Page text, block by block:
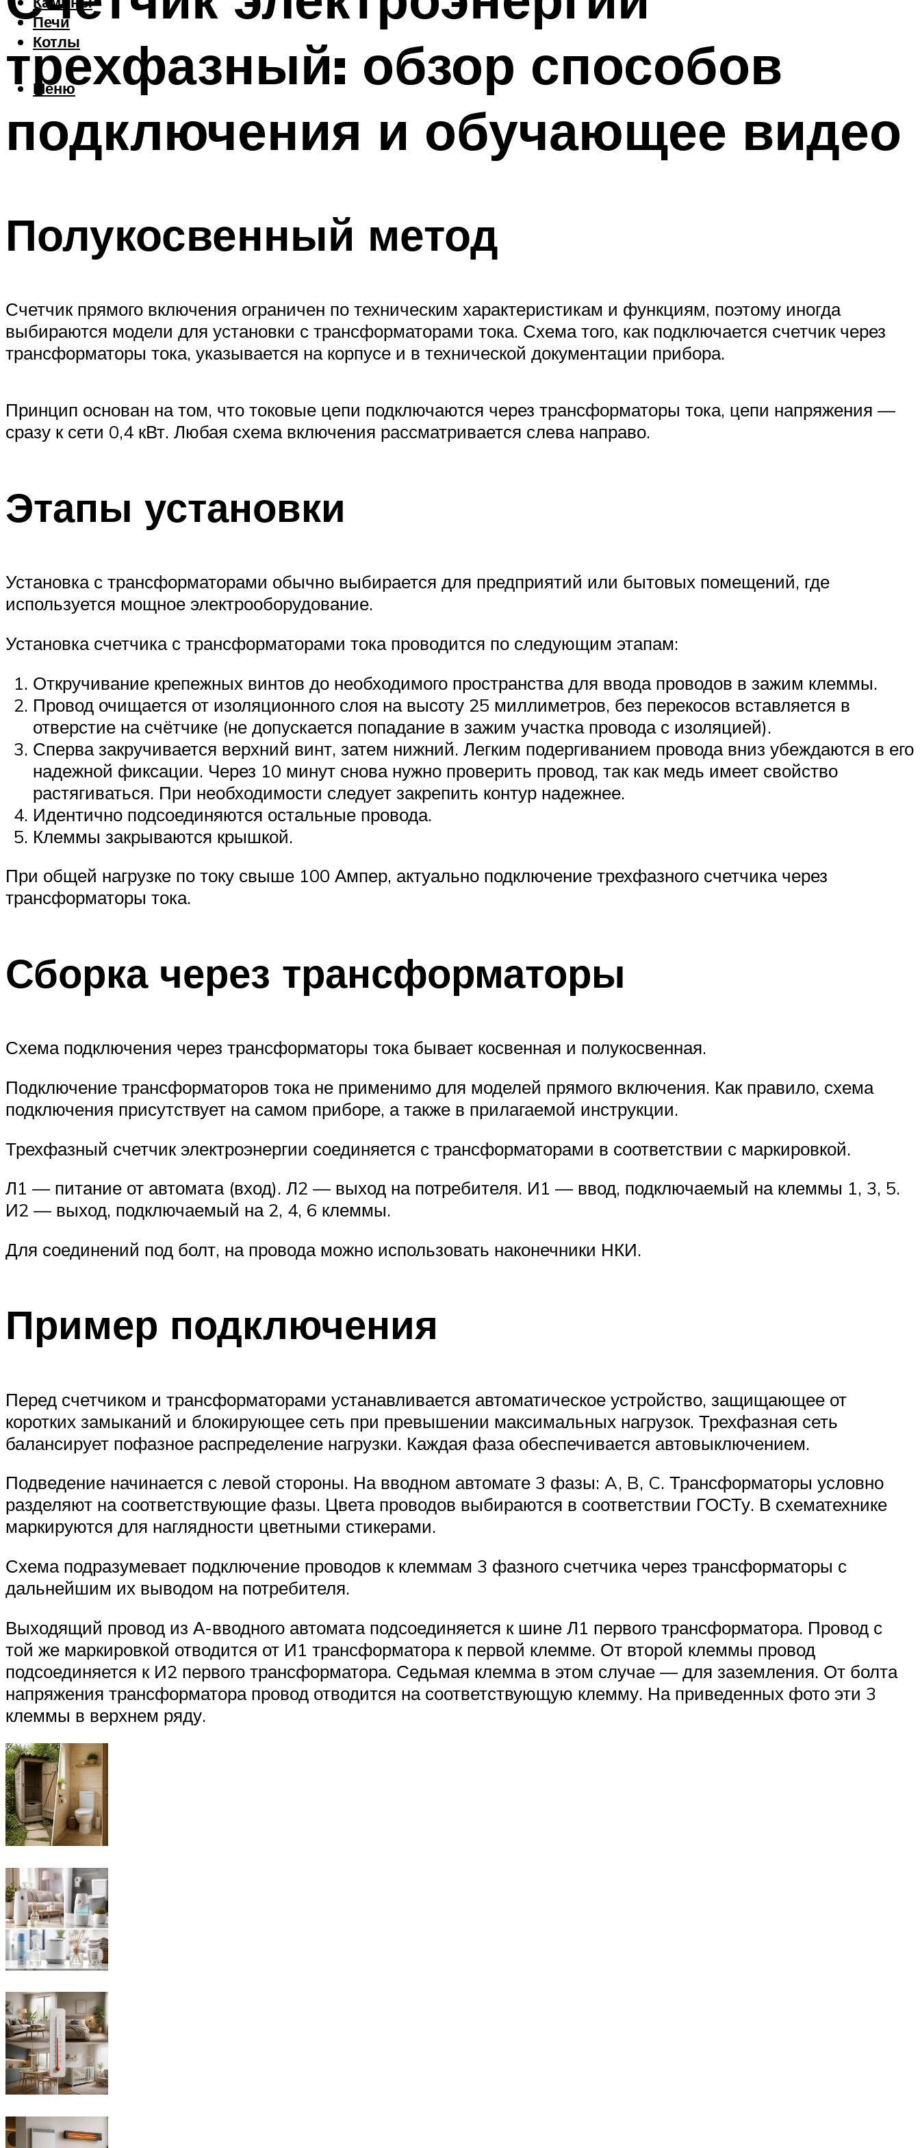
Печи
Котлы
Меню
трехфазный: обзор способов
подключения и обучающее видео
Полукосвенный метод
Счетчик прямого включения ограничен по техническим характеристикам и функциям, поэтому иногда
выбираются модели для установки с трансформаторами тока. Схема того, как подключается счетчик через
трансформаторы тока, указывается на корпусе и в технической документации прибора.
Принцип основан на том, что токовые цепи подключаются через трансформаторы тока, цепи напряжения —
сразу к сети 0,4 кВт. Любая схема включения рассматривается слева направо.
Этапы установки
Установка с трансформаторами обычно выбирается для предприятий или бытовых помещений, где
используется мощное электрооборудование.
Установка счетчика с трансформаторами тока проводится по следующим этапам:
Откручивание крепежных винтов до необходимого пространства для ввода проводов в зажим клеммы.
Провод очищается от изоляционного слоя на высоту 25 миллиметров, без перекосов вставляется в
отверстие на счётчике (не допускается попадание в зажим участка провода с изоляцией).
Сперва закручивается верхний винт, затем нижний. Легким подергиванием провода вниз убеждаются в его
надежной фиксации. Через 10 минут снова нужно проверить провод, так как медь имеет свойство
растягиваться. При необходимости следует закрепить контур надежнее.
Идентично подсоединяются остальные провода.
Клеммы закрываются крышкой.
При общей нагрузке по току свыше 100 Ампер, актуально подключение трехфазного счетчика через
трансформаторы тока.
Сборка через трансформаторы
Схема подключения через трансформаторы тока бывает косвенная и полукосвенная.
Подключение трансформаторов тока не применимо для моделей прямого включения. Как правило, схема
подключения присутствует на самом приборе, а также в прилагаемой инструкции.
Трехфазный счетчик электроэнергии соединяется с трансформаторами в соответствии с маркировкой.
Л1 — питание от автомата (вход). Л2 — выход на потребителя. И1 — ввод, подключаемый на клеммы 1, 3, 5.
И2 — выход, подключаемый на 2, 4, 6 клеммы.
Для соединений под болт, на провода можно использовать наконечники НКИ.
Пример подключения
Перед счетчиком и трансформаторами устанавливается автоматическое устройство, защищающее от
коротких замыканий и блокирующее сеть при превышении максимальных нагрузок. Трехфазная сеть
балансирует пофазное распределение нагрузки. Каждая фаза обеспечивается автовыключением.
Подведение начинается с левой стороны. На вводном автомате 3 фазы: A, B, C. Трансформаторы условно
разделяют на соответствующие фазы. Цвета проводов выбираются в соответствии ГОСТу. В схематехнике
маркируются для наглядности цветными стикерами.
Схема подразумевает подключение проводов к клеммам 3 фазного счетчика через трансформаторы с
дальнейшим их выводом на потребителя.
Выходящий провод из А-вводного автомата подсоединяется к шине Л1 первого трансформатора. Провод с
той же маркировкой отводится от И1 трансформатора к первой клемме. От второй клеммы провод
подсоединяется к И2 первого трансформатора. Седьмая клемма в этом случае — для заземления. От болта
напряжения трансформатора провод отводится на соответствующую клемму. На приведенных фото эти 3
клеммы в верхнем ряду.